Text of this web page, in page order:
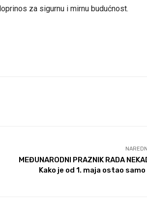
za sigurnu i mirnu budućnost.
MEĐUNARODNI PRAZNIK RADA
Kako je od 1. maja ostao